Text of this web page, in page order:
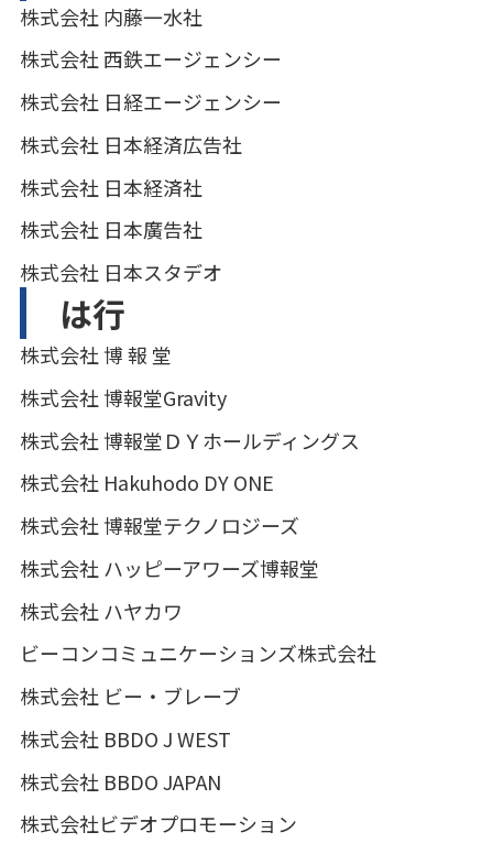
株式会社 内藤一水社
株式会社 西鉄エージェンシー
株式会社 日経エージェンシー
株式会社 日本経済広告社
株式会社 日本経済社
株式会社 日本廣告社
株式会社 日本スタデオ
は行
株式会社 博 報 堂
株式会社 博報堂Gravity
株式会社 博報堂ＤＹホールディングス
株式会社 Hakuhodo DY ONE
株式会社 博報堂テクノロジーズ
株式会社 ハッピーアワーズ博報堂
株式会社 ハヤカワ
ビーコンコミュニケーションズ株式会社
株式会社 ビー・ブレーブ
株式会社 BBDO J WEST
株式会社 BBDO JAPAN
株式会社ビデオプロモーション